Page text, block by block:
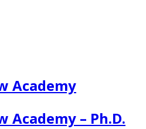
Academy
Academy – Ph.D.